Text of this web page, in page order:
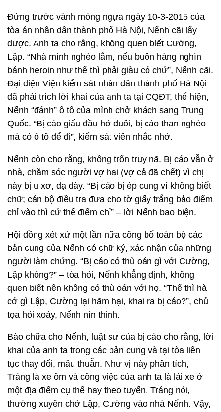
Đứng trước vành móng ngựa ngày 10-3-2015 của
tòa án nhân dân thành phố Hà Nội, Nếnh cãi lấy
được. Anh ta cho rằng, không quen biết Cường,
Lập. “Nhà mình nghèo lắm, nếu buôn hàng nghìn
bánh heroin như thế thì phải giàu có chứ”, Nếnh cãi.
Đại diện Viện kiểm sát nhân dân thành phố Hà Nội
đã phải trích lời khai của anh ta tại CQĐT, thể hiện,
Nếnh “đánh” ô tô của mình chở khách sang Trung
Quốc. “Bị cáo giấu đầu hở đuôi, bị cáo than nghèo
mà có ô tô để đi”, kiểm sát viên nhắc nhở.
Nếnh còn cho rằng, không trốn truy nã. Bị cáo vẫn ở
nhà, chăm sóc người vợ hai (vợ cả đã chết) vì chị
này bị u xơ, dạ dày. “Bị cáo bị ép cung vì không biết
chữ; cán bộ điều tra đưa cho tờ giấy trắng bảo điểm
chỉ vào thì cứ thế điểm chỉ” – lời Nếnh bao biện.
Hội đồng xét xử một lần nữa công bố toàn bộ các
bản cung của Nếnh có chữ ký, xác nhận của những
người làm chứng. “Bị cáo có thù oán gì với Cường,
Lập không?” – tòa hỏi, Nếnh khẳng định, không
quen biết nên không có thù oán với họ. “Thế thì hà
cớ gì Lập, Cường lại hãm hại, khai ra bị cáo?”, chủ
tọa hỏi xoáy, Nếnh nín thinh.
Bào chữa cho Nếnh, luật sư của bị cáo cho rằng, lời
khai của anh ta trong các bản cung và tại tòa liên
tục thay đổi, mâu thuẫn. Như vị này phân tích,
Tráng là xe ôm và công việc của anh ta là lái xe ở
một địa điểm cụ thể hay theo tuyến. Tráng nói,
thường xuyên chở Lập, Cường vào nhà Nếnh. Vậy,